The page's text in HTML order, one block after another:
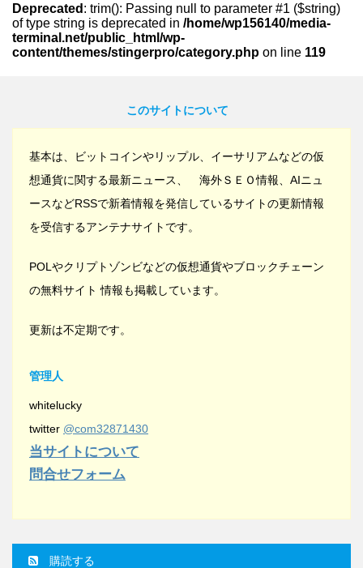
Deprecated : trim(): Passing null to parameter #1 ($string)
of type string is deprecated in /home/wp156140/media-
terminal.net/public_html/wp-
content/themes/stingerpro/category.php on line 119
このサイトについて
基本は、ビットコインやリップル、イーサリアムなどの仮
想通貨に関する最新ニュース、 海外ＳＥＯ情報、AIニュ
ースなどRSSで新着情報を発信しているサイトの更新情報
を受信するアンテナサイトです。
POLやクリプトゾンビなどの仮想通貨やブロックチェーン
の無料サイト 情報も掲載しています。
更新は不定期です。
管理人
whitelucky
twitter @com32871430
当サイトについて
問合せフォーム
購読する